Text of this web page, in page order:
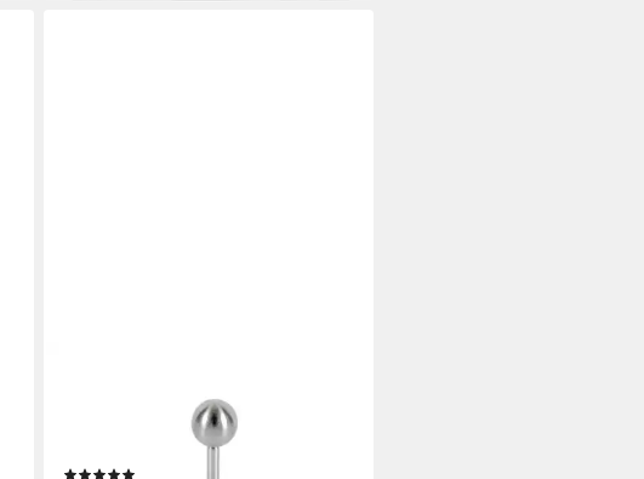
Eierschalenbrecher, (1-tlg), Edelstahl